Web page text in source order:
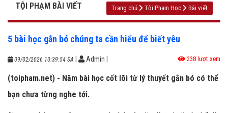
TỘI PHẠM BÀI VIẾT Trang chủ Tội Phạm Học Bài viết
5 bài học gắn bó chúng ta cần hiểu để biết yêu
09/02/2026 10:39:54 SA Admin 238 lượt xem
(toipham.net) - Năm bài học cốt lõi từ lý thuyết gắn bó có thể
bạn chưa từng nghe tới.